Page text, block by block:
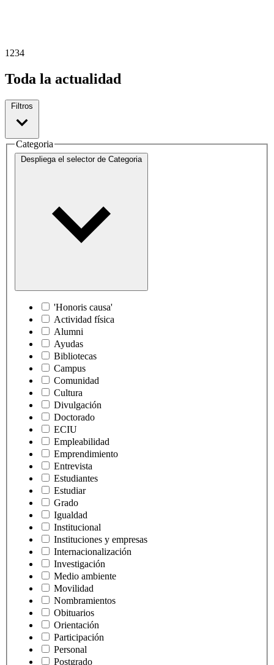
1 234
Toda la actualidad
Filtros
Categoria
Despliega el selector de Categoria
'Honoris causa'
Actividad física
Alumni
Ayudas
Bibliotecas
Campus
Comunidad
Cultura
Divulgación
Doctorado
ECIU
Empleabilidad
Emprendimiento
Entrevista
Estudiantes
Estudiar
Grado
Igualdad
Institucional
Instituciones y empresas
Internacionalización
Investigación
Medio ambiente
Movilidad
Nombramientos
Obituarios
Orientación
Participación
Personal
Postgrado